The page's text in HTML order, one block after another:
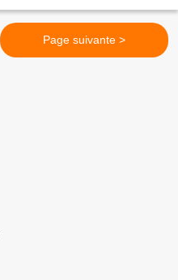
Page suivante >